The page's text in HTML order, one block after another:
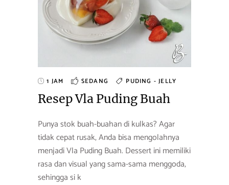
1 JAM SEDANG PUDING - JELLY
Resep Vla Puding Buah
Punya stok buah-buahan di kulkas? Agar
tidak cepat rusak, Anda bisa mengolahnya
menjadi Vla Puding Buah. Dessert ini memiliki
rasa dan visual yang sama-sama menggoda,
sehingga si k